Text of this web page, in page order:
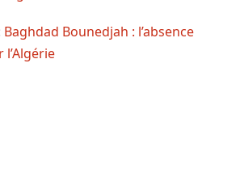
Baghdad Bounedjah : l’absence